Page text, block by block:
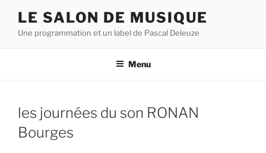
contenu
LE SALON DE MUSIQUE
Une programmation et un label de Pascal Deleuze
Menu
les journées du son RONAN
Bourges